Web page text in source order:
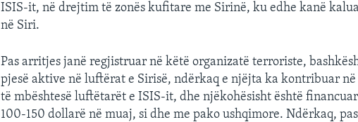
ISIS-it, në drejtim të zonës kufitare me Sirinë, ku edhe kanë
në Siri.
Pas arritjes janë regjistruar në këtë organizatë terroriste,
pjesë aktive në luftërat e Sirisë, ndërkaq e njëjta ka kontribuar
të mbështesë luftëtarët e ISIS-it, dhe njëkohësisht është
100-150 dollarë në muaj, si dhe me pako ushqimore. Ndërkaq,